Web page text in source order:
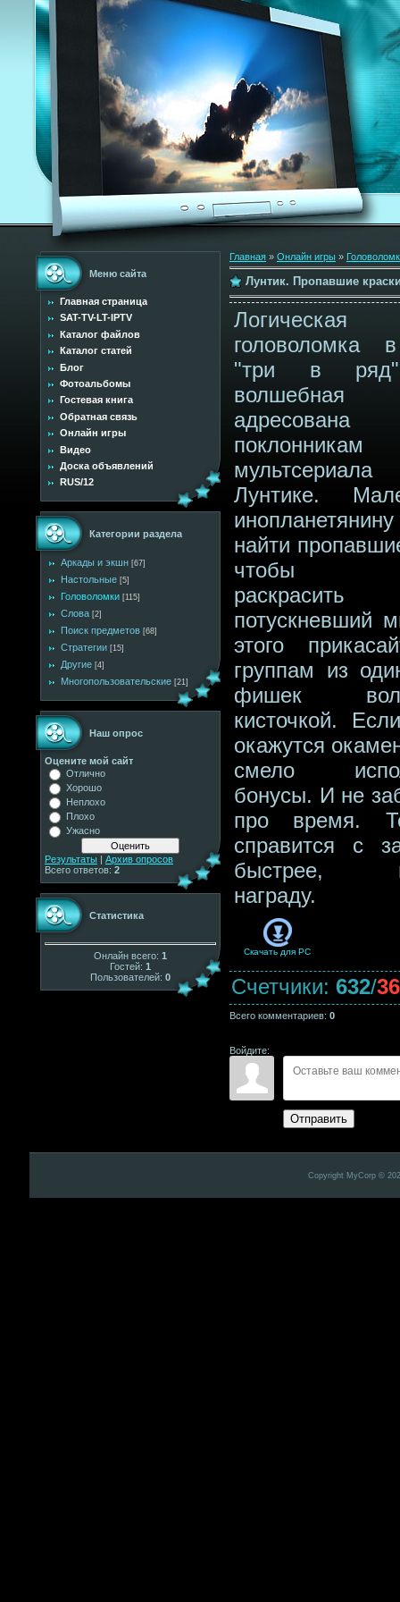
Меню сайта
Главная страница
SAT-TV-LT-IPTV
Каталог файлов
Каталог статей
Блог
Фотоальбомы
Гостевая книга
Обратная связь
Онлайн игры
Видео
Доска объявлений
RUS/12
Категории раздела
Аркады и экшн [67]
Настольные [5]
Головоломки [115]
Слова [2]
Поиск предметов [68]
Стратегии [15]
Другие [4]
Многопользовательские [21]
Наш опрос
Оцените мой сайт
Отлично
Хорошо
Неплохо
Плохо
Ужасно
Результаты | Архив опросов
Всего ответов: 2
Статистика
Онлайн всего: 1
Гостей: 1
Пользователей: 0
Главная » Онлайн игры »
Лунтик. Пропавшие
Логическая
головоломка
"три в
поклонникам
Лунтике.
найти
чтобы
раскрасить
потускневший
этого
группам из
фишек
кисточкой.
окажутся
смело
бонусы. И не
про время.
справится с
быстрее,
награду.
Скачать для PC
Счетчики: 632/
Всего комментариев: 0
Войдите:
Отправить
Copyright MyCorp ©